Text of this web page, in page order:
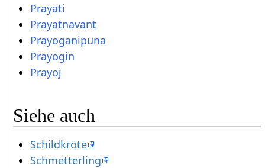
Prayati
Prayatnavant
Prayoganipuna
Prayogin
Prayoj
Siehe auch
Schildkröte
Schmetterling